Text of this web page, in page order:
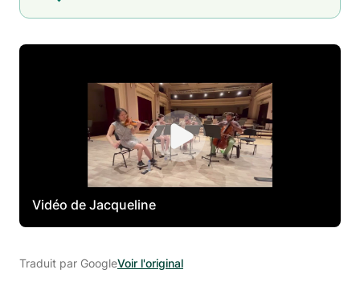
Vidéo de Jacqueline
Traduit par GoogleVoir l'original